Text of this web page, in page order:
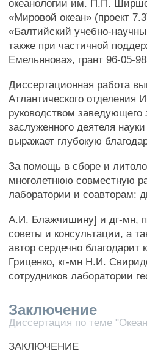
океанологии им. П.П.
«Мировой океан» (проект
«Балтийский учебно-
также при частичной
Емельянова», грант 96-05-
Диссертационная работа
Атлантического отделения
руководством
заслуженного деятеля
выражает глубокую
За помощь в сборе и
многолетнюю совместную
лаборатории и соавторам:
А.И. Блажчишину] и дг-мн,
советы и консультации, а
автор сердечно
Гриценко, кг-мн Н.И.
сотрудников лаборатории
Заключение
Диссертация по теме
ЗАКЛЮЧЕНИЕ